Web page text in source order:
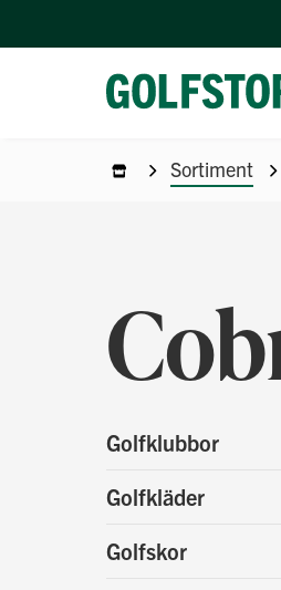
Sortiment
Golfklubbor
Golfkläder
Golfskor